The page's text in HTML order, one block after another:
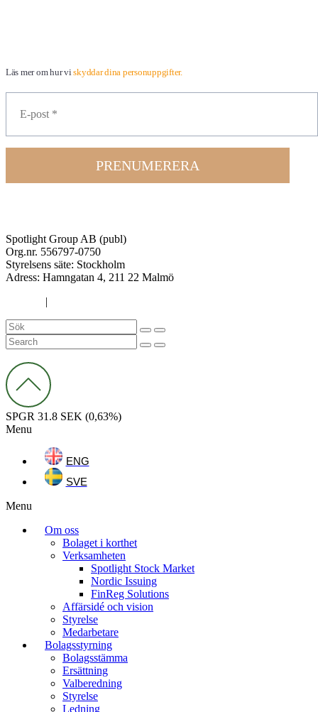
Läs mer om hur viskyddar dina personuppgifter.
PRENUMERERA
Spotlight Group AB (publ)
Org.nr. 556797-0750
Styrelsens säte: Stockholm
Adress: Hamngatan 4, 211 22 Malmö
|
SPGR 31.8 SEK (0,63%)
Menu
ENG
SVE
Menu
Om oss
Bolaget i korthet
Verksamheten
Spotlight Stock Market
Nordic Issuing
FinReg Solutions
Affärsidé och vision
Styrelse
Medarbetare
Bolagsstyrning
Bolagsstämma
Ersättning
Valberedning
Styrelse
Ledning